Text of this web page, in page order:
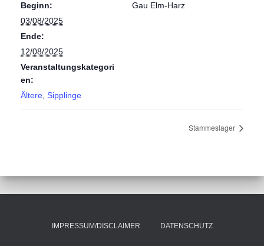
Beginn:
03/08/2025
Ende:
12/08/2025
Veranstaltungskategori
en:
Ältere Sipplinge
Gau Elm-Harz
Stammeslager
IMPRESSUM/DISCLAIMER DATENSCHUTZ